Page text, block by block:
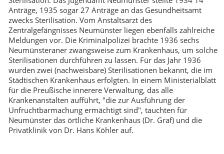
Anträge, 1935 sogar 27 Anträge an das Gesundheitsamt
zwecks Sterilisation. Vom Anstaltsarzt des
Zentralgefängnisses Neumünster liegen ebenfalls zahlreiche
Meldungen vor. Die Kriminalpolizei brachte 1936 sechs
Neumünsteraner zwangsweise zum Krankenhaus, um solche
Sterilisationen durchführen zu lassen. Für das Jahr 1936
wurden zwei (nachweisbare) Sterilisationen bekannt, die im
Städtischen Krankenhaus erfolgten. In einem Ministerialblatt
für die Preußische innerere Verwaltung, das alle
Krankenanstalten aufführt, "die zur Ausführung der
Unfruchtbarmachung ermächtigt sind", tauchten für
Neumünster das örtliche Krankenhaus (Dr. Graf) und die
Privatklinik von Dr. Hans Köhler auf.